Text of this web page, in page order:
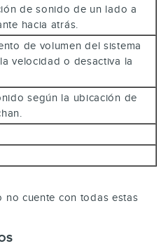
de sonido de un lado a
hacia atrás.
de volumen del sistema
velocidad o desactiva la
según la ubicación de
no cuente con todas estas